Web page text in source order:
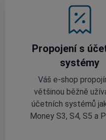
Propojení s
systémy
Váš e-shop
většinou běžně
účetních systémů
Money S3, S4, S5 a